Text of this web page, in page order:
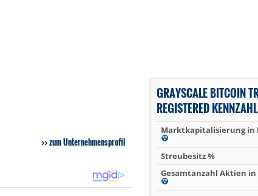
zum Unternehmensprofil
GRAYSCALE BITCOIN
REGISTERED
Marktkapitalisierung in
Streubesitz %
Gesamtanzahl Aktien in